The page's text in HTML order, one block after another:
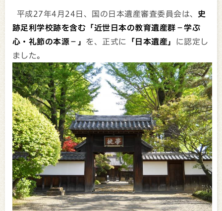
平成27年4月24日、国の日本遺産審査委員会は、 史
跡足利学校跡を含む「近世日本の教育遺産群－学ぶ
心・礼節の本源－」 を、正式に 「日本遺産」 に認定し
ました。